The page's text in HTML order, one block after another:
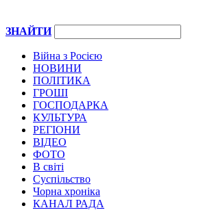
ЗНАЙТИ
Війна з Росією
НОВИНИ
ПОЛІТИКА
ГРОШІ
ГОСПОДАРКА
КУЛЬТУРА
РЕГІОНИ
ВІДЕО
ФОТО
В світі
Суспільство
Чорна хроніка
КАНАЛ РАДА